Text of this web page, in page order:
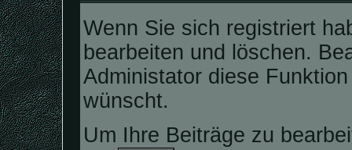
Wenn Sie sich registriert
bearbeiten und löschen.
Administator diese
wünscht.
Um Ihre Beiträge zu